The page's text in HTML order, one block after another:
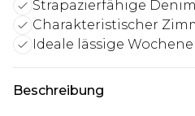
Strapazierfähige
Charakteristischer
Ideale lässige
Beschreibung